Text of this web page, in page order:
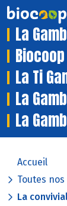
La
La Ti
La
La
Accueil
Toutes
La